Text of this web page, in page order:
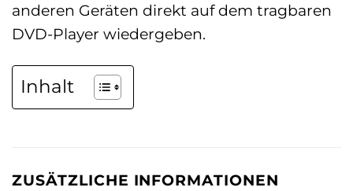
anderen Geräten direkt auf dem tragbaren
DVD-Player wiedergeben.
Inhalt
ZUSÄTZLICHE INFORMATIONEN